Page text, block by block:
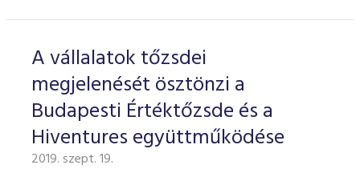
A vállalatok tőzsdei
megjelenését ösztönzi a
Budapesti Értéktőzsde és a
Hiventures együttműködése
2019. szept. 19.